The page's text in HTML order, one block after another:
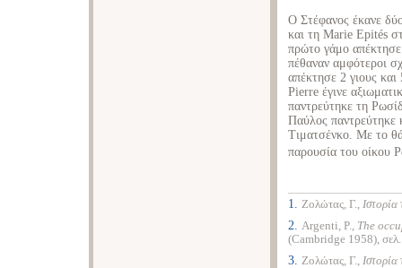
Ο Στέφανος έκανε
και τη Marie Epités
πρώτο γάμο
πέθαναν αμφότεροι
απέκτησε 2 γιους
Pierre έγινε
παντρεύτηκε τη
Παύλος παντρεύτηκε
Τιματσένκο. Με το
παρουσία του οίκου
1. Ζολώτας, Γ.,
2. Αrgenti, P., The
(Cambridge 1958),
3. Ζολώτας, Γ.,